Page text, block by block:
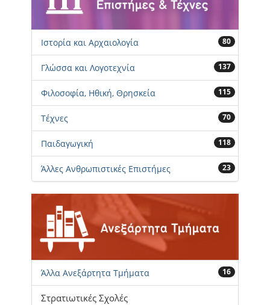
Ιστορία και Αρχαιολογία 80
Γλώσσα και Λογοτεχνία 137
Φιλοσοφία, Ηθική, Θρησκεία 115
Τέχνες 70
Παιδαγωγική 118
Άλλες Ανθρωπιστικές Επιστήμες 23
Άλλα Ανεξάρτητα Τμήματα 16
Στρατιωτικές Σχολές